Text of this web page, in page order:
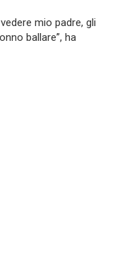
mio padre, gli
ballare”, ha